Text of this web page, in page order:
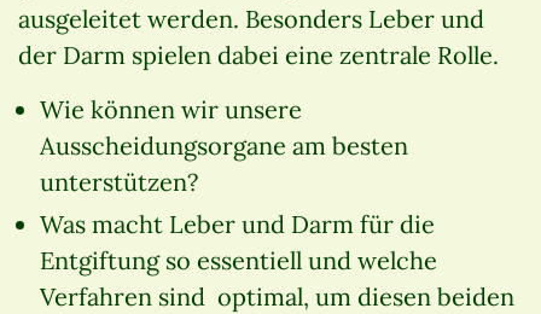
ausgeleitet werden. Besonders Leber und
der Darm spielen dabei eine zentrale Rolle.
Wie können wir unsere
Ausscheidungsorgane am besten
unterstützen?
Was macht Leber und Darm für die
Entgiftung so essentiell und welche
Verfahren sind optimal, um diesen beiden